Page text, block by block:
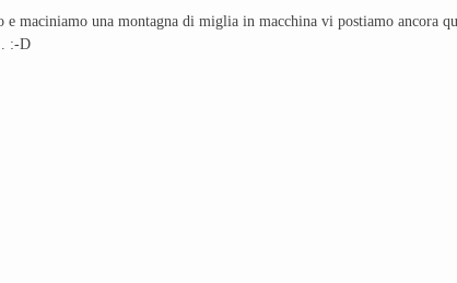
e maciniamo una montagna di miglia in macchina vi postiamo ancora
:-D